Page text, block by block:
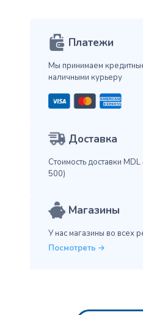
Платежи
Мы принимаем
наличными курьеру
Доставка
Стоимость доставки MDL
500)
Магазины
У нас магазины во всех
Посмотреть